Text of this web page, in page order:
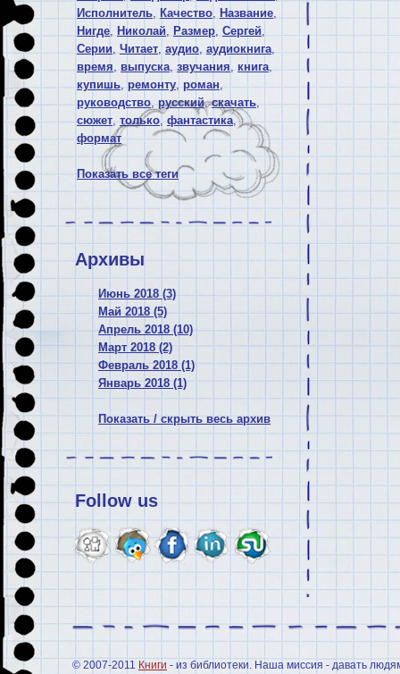
Исполнитель, Качество, Название,
Нигде, Николай, Размер, Сергей,
Серии, Читает, аудио, аудиокнига,
время, выпуска, звучания, книга,
купишь, ремонту, роман,
руководство, русский,скачать,
сюжет, только, фантастика,
формат
Показать все теги
Архивы
Июнь 2018 (3)
Май 2018 (5)
Апрель 2018 (10)
Март 2018 (2)
Февраль 2018 (1)
Январь 2018 (1)
Показать / скрыть весь архив
Follow us
© 2007-2011 Книги - из библиотеки. Наша миссия - давать